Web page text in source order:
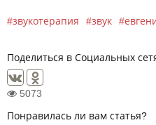
звукотерапия звук
Поделиться в Социальных
5073
Понравилась ли вам статья?